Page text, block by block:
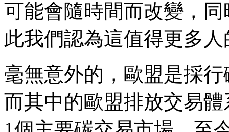
可能會隨時間而改變，
此我們認為這值得更多
毫無意外的，歐盟是採
而其中的歐盟排放交易